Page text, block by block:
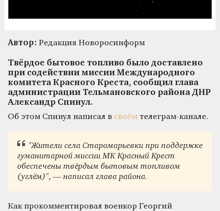
Автор: Редакция Новоросинформ
Твёрдое бытовое топливо было доставлено
при содействии миссии Международного
комитета Красного Креста, сообщил глава
администрации Тельмановского района ДНР
Александр Спинул.
Об этом Спинул написал в своём телеграм-канале.
"Жители села Старомарьевки при поддержке
гуманитарной миссии МК Красный Крест
обеспечены твёрдым бытовым топливом
(углём)", — написал глава района.
Как прокомментировал военкор Георгий